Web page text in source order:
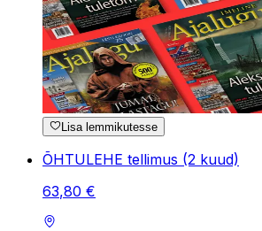
Lisa lemmikutesse
ÕHTULEHE tellimus (2 kuud)
63,80 €